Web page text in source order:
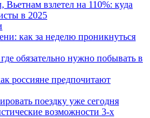
Вьетнам взлетел на 110%: куда
в 2025
как за неделю проникнуться
обязательно нужно побывать в
россияне предпочитают
поездку уже сегодня
возможности 3-х